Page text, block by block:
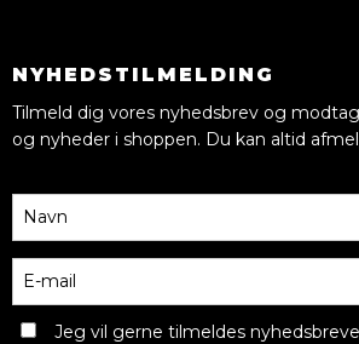
NYHEDSTILMELDING
Tilmeld dig vores nyhedsbrev og
og nyheder i shoppen. Du kan altid
Jeg vil gerne tilmeldes